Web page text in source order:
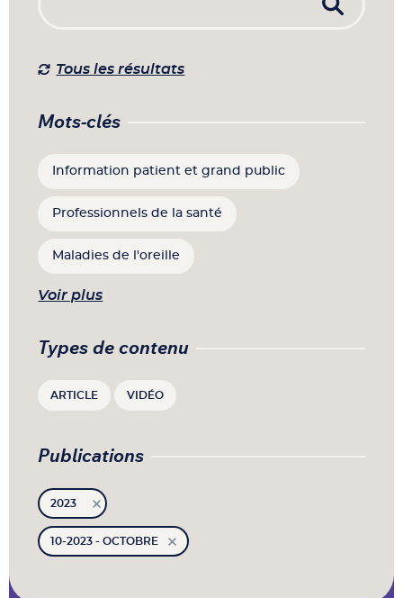
Tous les résultats
Mots-clés
Information patient et grand public
Professionnels de la santé
Maladies de l'oreille
Voir plus
Types de contenu
ARTICLE VIDÉO
Publications
2023
10-2023 - OCTOBRE